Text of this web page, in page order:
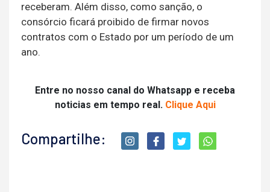
receberam. Além disso, como sanção, o
consórcio ficará proibido de firmar novos
contratos com o Estado por um período de um
ano.
Entre no nosso canal do Whatsapp e receba
noticias em tempo real. Clique Aqui
Compartilhe: